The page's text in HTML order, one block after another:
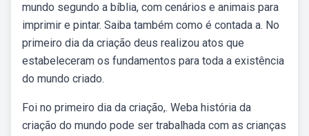
mundo segundo a bíblia, com cenários e animais para
imprimir e pintar. Saiba também como é contada a. No
primeiro dia da criação deus realizou atos que
estabeleceram os fundamentos para toda a existência
do mundo criado.
Foi no primeiro dia da criação,. Weba história da
criação do mundo pode ser trabalhada com as crianças